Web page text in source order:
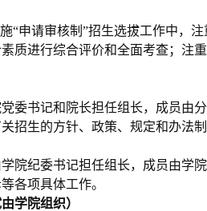
“申请审核制”招生选拔工作中，
质进行综合评价和全面考查；注
委书记和院长担任组长，成员由
招生的方针、政策、规定和办法
院纪委书记担任组长，成员由学
各项具体工作。
学院组织）